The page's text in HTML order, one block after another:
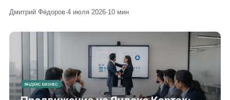
Дмитрий Фёдоров·4 июля 2026·10 мин